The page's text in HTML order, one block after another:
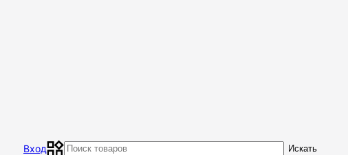
ОтзывыДоставка и оплатаОбмен и возврат товара
Вход Искать